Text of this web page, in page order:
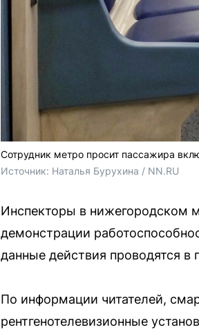
Сотрудник метро просит пассажира
Источник: Наталья Бурухина / NN.RU
Инспекторы в нижегородском
демонстрации
данные действия проводятся в
По информации читателей,
рентгенотелевизионные